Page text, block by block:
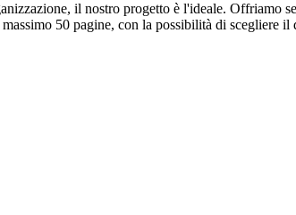
il nostro progetto è l'ideale. Offriamo
50 pagine, con la possibilità di scegliere il